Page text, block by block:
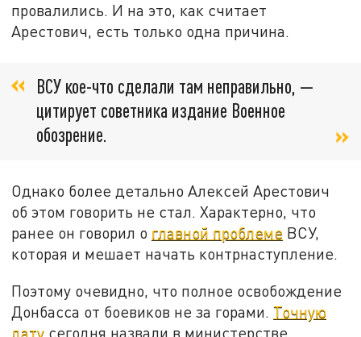
провалились. И на это, как считает
Арестович, есть только одна причина.
ВСУ кое-что сделали там неправильно, —
цитирует советника издание Военное
обозрение.
Однако более детально Алексей Арестович
об этом говорить не стал. Характерно, что
ранее он говорил о главной проблеме ВСУ,
которая и мешает начать контрнаступление.
Поэтому очевидно, что полное освобождение
Донбасса от боевиков не за горами. Точную
дату сегодня назвали в министерстве